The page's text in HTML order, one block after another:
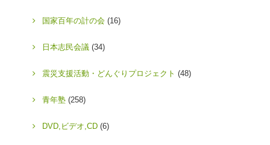
国家百年の計の会 (16)
日本志民会議 (34)
震災支援活動・どんぐりプロジェクト (48)
青年塾 (258)
DVD,ビデオ,CD (6)